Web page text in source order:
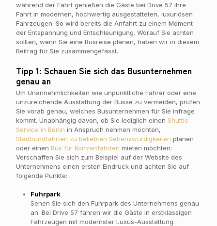
während der Fahrt genießen die Gäste bei Drive 57 ihre
Fahrt in modernen, hochwertig ausgestatteten, luxuriösen
Fahrzeugen. So wird bereits die Anfahrt zu einem Moment
der Entspannung und Entschleunigung. Worauf Sie achten
sollten, wenn Sie eine Busreise planen, haben wir in diesem
Beitrag für Sie zusammengefasst.
Tipp 1: Schauen Sie sich das Busunternehmen
genau an
Um Unannehmlichkeiten wie unpünktliche Fahrer oder eine
unzureichende Ausstattung der Busse zu vermeiden, prüfen
Sie vorab genau, welches Busunternehmen für Sie infrage
kommt. Unabhängig davon, ob Sie lediglich einen Shuttle-
Service in Berlin in Anspruch nehmen möchten,
Stadtrundfahrten zu beliebten Sehenswürdigkeiten planen
oder einen Bus für Konzertfahrten mieten möchten:
Verschaffen Sie sich zum Beispiel auf der Website des
Unternehmens einen ersten Eindruck und achten Sie auf
folgende Punkte:
Fuhrpark
Sehen Sie sich den Fuhrpark des Unternehmens genau
an. Bei Drive 57 fahren wir die Gäste in erstklassigen
Fahrzeugen mit modernster Luxus-Ausstattung.